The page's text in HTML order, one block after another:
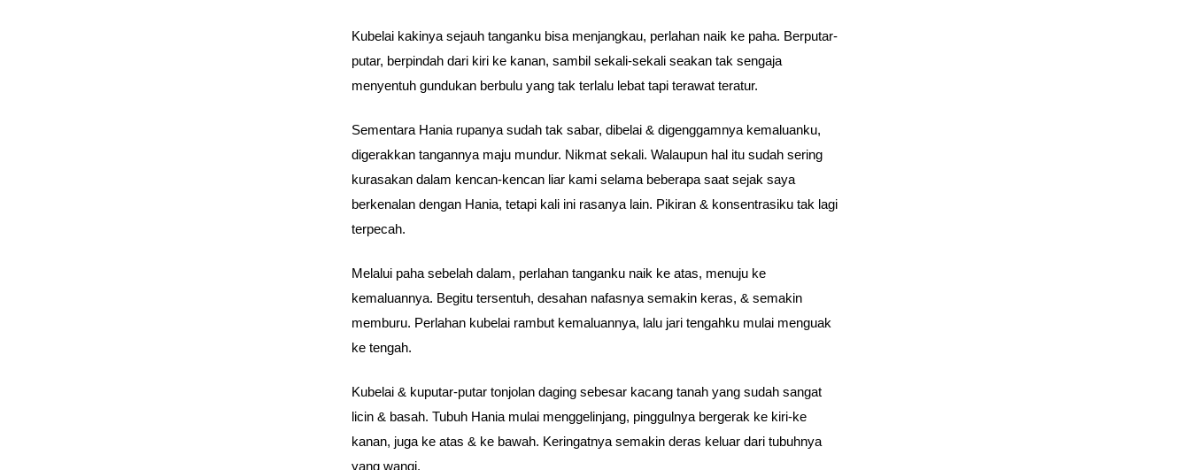
Kubelai kakinya sejauh tanganku bisa menjangkau, perlahan naik ke paha. Berputar-
putar, berpindah dari kiri ke kanan, sambil sekali-sekali seakan tak sengaja
menyentuh gundukan berbulu yang tak terlalu lebat tapi terawat teratur.
Sementara Hania rupanya sudah tak sabar, dibelai & digenggamnya kemaluanku,
digerakkan tangannya maju mundur. Nikmat sekali. Walaupun hal itu sudah sering
kurasakan dalam kencan-kencan liar kami selama beberapa saat sejak saya
berkenalan dengan Hania, tetapi kali ini rasanya lain. Pikiran & konsentrasiku tak lagi
terpecah.
Melalui paha sebelah dalam, perlahan tanganku naik ke atas, menuju ke
kemaluannya. Begitu tersentuh, desahan nafasnya semakin keras, & semakin
memburu. Perlahan kubelai rambut kemaluannya, lalu jari tengahku mulai menguak
ke tengah.
Kubelai & kuputar-putar tonjolan daging sebesar kacang tanah yang sudah sangat
licin & basah. Tubuh Hania mulai menggelinjang, pinggulnya bergerak ke kiri-ke
kanan, juga ke atas & ke bawah. Keringatnya semakin deras keluar dari tubuhnya
yang wangi.